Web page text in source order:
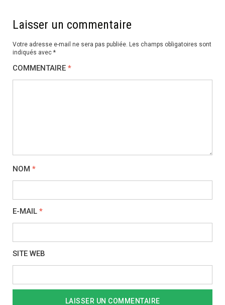
Laisser un commentaire
Votre adresse e-mail ne sera pas publiée. Les champs obligatoires sont
indiqués avec *
COMMENTAIRE *
NOM *
E-MAIL *
SITE WEB